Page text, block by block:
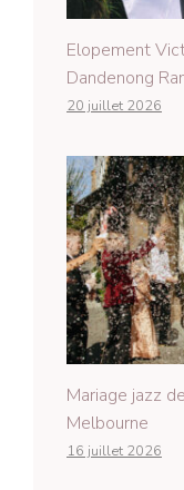
Elopement
Dandenong
20 juillet 2026
Mariage jazz
Melbourne
16 juillet 2026